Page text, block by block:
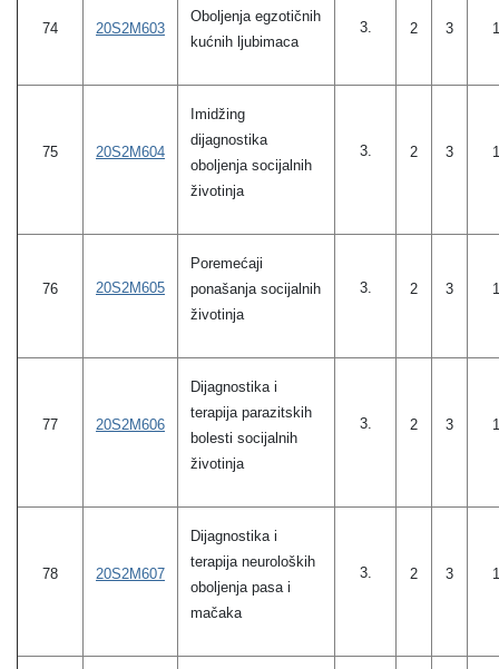
74 20S2M603
Oboljenja egzotičnih
kućnih ljubimaca
3. 2 3 1
75 20S2M604
Imidžing
dijagnostika
oboljenja socijalnih
životinja
3. 2 3 1
76 20S2M605
Poremećaji
ponašanja socijalnih
životinja
3. 2 3 1
77 20S2M606
Dijagnostika i
terapija parazitskih
bolesti socijalnih
životinja
3. 2 3 1
78 20S2M607
Dijagnostika i
terapija neuroloških
oboljenja pasa i
mačaka
3. 2 3 1